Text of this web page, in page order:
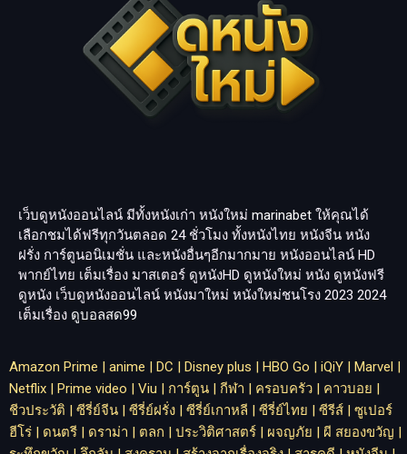
เว็บดูหนังออนไลน์ มีทั้งหนังเก่า หนังใหม่ marinabet ให้คุณได้
เลือกชมได้ฟรีทุกวันตลอด 24 ชั่วโมง ทั้งหนังไทย หนังจีน หนัง
ฝรั่ง การ์ตูนอนิเมชั่น และหนังอื่นๆอีกมากมาย หนังออนไลน์ HD
พากย์ไทย เต็มเรื่อง มาสเตอร์ ดูหนังHD ดูหนังใหม่ หนัง ดูหนังฟรี
ดูหนัง เว็บดูหนังออนไลน์ หนังมาใหม่ หนังใหม่ชนโรง 2023 2024
เต็มเรื่อง ดูบอลสด99
Amazon Prime | anime | DC | Disney plus | HBO Go | iQiY | Marvel |
Netflix | Prime video | Viu | การ์ตูน | กีฬา | ครอบครัว | คาวบอย |
ชีวประวัติ | ซีรี่ย์จีน | ซีรี่ย์ฝรั่ง | ซีรี่ย์เกาหลี | ซีรี่ย์ไทย | ซีรีส์ | ซูเปอร์
ฮีโร่ | ดนตรี | ดราม่า | ตลก | ประวิติศาสตร์ | ผจญภัย | ผี สยองขวัญ |